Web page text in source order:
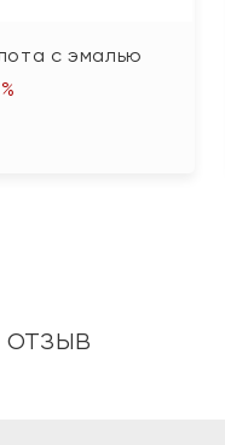
с эмалью